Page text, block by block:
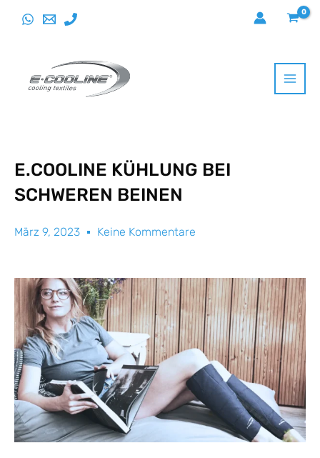
E.COOLINE KÜHLUNG BEI
SCHWEREN BEINEN
März 9, 2023 Keine Kommentare